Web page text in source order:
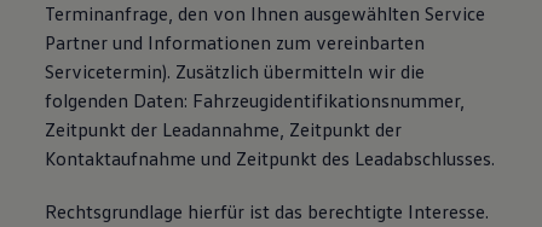
Terminanfrage, den von Ihnen ausgewählten Service
Partner und Informationen zum vereinbarten
Servicetermin). Zusätzlich übermitteln wir die
folgenden Daten: Fahrzeugidentifikationsnummer,
Zeitpunkt der Leadannahme, Zeitpunkt der
Kontaktaufnahme und Zeitpunkt des Leadabschlusses.
Rechtsgrundlage hierfür ist das berechtigte Interesse.